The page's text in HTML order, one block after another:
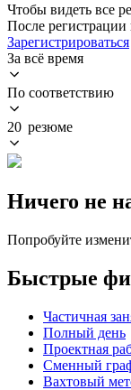
Чтобы видеть все
После
Зарегистрироваться
За всё время
По соответствию
20 резюме
Ничего не
Попробуйте
Быстрые
Частичная
Полный день
Проектная
Сменный
Вахтовый